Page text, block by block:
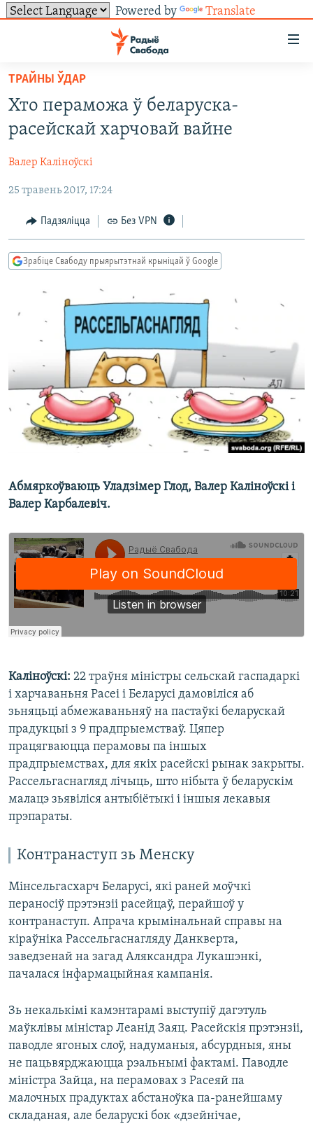
Powered by Translate
ўнівэрсальнага
доступу
Перайсьці
да
галоўнага
Перайсьці
да
навігацыі
Перайсьці
да
пошуку
УСЕ НАВІНЫ
ЛЮДЗІ
ПАЛІТЫКА
ЭКАНОМІКА
БЕЛАРУСЫ НА ВАЙНЕ
ПАЛІТВЯЗЬНІ
КУЛЬТУРА
КАЛЯНДАР
ТОЛЬКІ НА СВАБОДЗЕ
БЛОГІ
ГІСТОРЫЯ НА СВАБОДЗЕ
ПАДКАСТЫ
АЎДЫЁКНІГІ
PREMIUM
МОВА
НА ХВАЛЯХ СВАБОДЫ
СУВЯЗЬ
АБЫСЬЦІ БЛЯКАВАНЬНЕ
ПАДЗЯЛІЦЦА ІНФАРМАЦЫЯЙ
ПАДПІСАЦЦА
RSS
ПАДКАСТЫ
TWITTER
Усе сайты РС/РСЭ
ТРАЙНЫ ЎДАР
Хто пераможа ў беларуска-
расейскай харчовай вайне
Валер Каліноўскі
25 травень 2017, 17:24
Падзяліцца Без VPN
Зрабіце Свабоду прыярытэтнай крыніцай ў Google
Абмяркоўваюць Уладзімер Глод, Валер Каліноўскі і
Валер Карбалевіч.
Каліноўскі: 22 траўня міністры сельскай гаспадаркі
і харчаваньня Расеі і Беларусі дамовіліся аб
зьняцьці абмежаваньняў на пастаўкі беларускай
прадукцыі з 9 прадпрыемстваў. Цяпер
працягваюцца перамовы па іншых
прадпрыемствах, для якіх расейскі рынак закрыты.
Рассельгаснагляд лічыць, што нібыта ў беларускім
малацэ зьявіліся антыбіётыкі і іншыя лекавыя
прэпараты.
Контранаступ зь Менску
Мінсельгасхарч Беларусі, які раней моўчкі
пераносіў прэтэнзіі расейцаў, перайшоў у
контранаступ. Апрача крымінальнай справы на
кіраўніка Рассельгаснагляду Данкверта,
заведзенай на загад Аляксандра Лукашэнкі,
пачалася інфармацыйная кампанія.
Зь некалькімі камэнтарамі выступіў дагэтуль
маўклівы міністар Леанід Заяц. Расейскія прэтэнзіі,
паводле ягоных слоў, надуманыя, абсурдныя, яны
не пацьвярджаюцца рэальнымі фактамі. Паводле
міністра Зайца, на перамовах з Расеяй па
малочных прадуктах абстаноўка па-ранейшаму
складаная, але беларускі бок «дзейнічае,